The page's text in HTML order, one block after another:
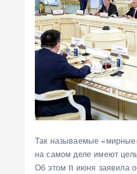
Так называемые
на самом деле имеют
Об этом 11 июня заявила